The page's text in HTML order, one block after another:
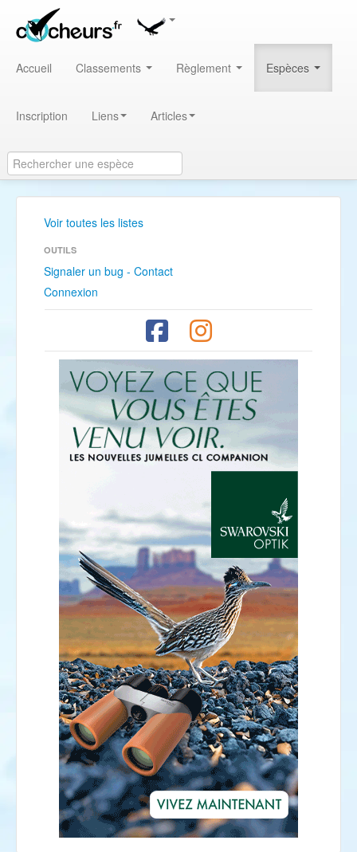
Accueil Classements Règlement Espèces
Inscription Liens Articles
Voir toutes les listes
OUTILS
Signaler un bug - Contact
Connexion